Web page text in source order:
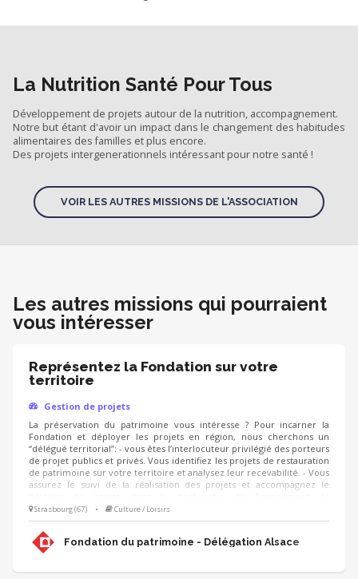
La Nutrition Santé Pour Tous
Développement de projets autour de la nutrition, accompagnement.
Notre but étant d'avoir un impact dans le changement des habitudes
alimentaires des familles et plus encore.
Des projets intergenerationnels intéressant pour notre santé !
VOIR LES AUTRES MISSIONS DE L'ASSOCIATION
Les autres missions qui pourraient
vous intéresser
Représentez la Fondation sur votre
territoire
Gestion de projets
La préservation du patrimoine vous intéresse ? Pour incarner la
Fondation et déployer les projets en région, nous cherchons un
“délégué territorial”: - vous êtes l’interlocuteur privilégié des porteurs
de projet publics et privés. Vous identifiez les projets de restauration
de patrimoine sur votre territoire et analysez leur recevabilité. - Vous
assurez le suivi de la réalisation des projets et accompagnez le
communication, l'animation de sa collecte, jusqu'à la clôture du
projet. - Vous contribuez au développement des adhésions et des
ressources (mécènes, donateurs, partenariats, etc.) pour pérenniser
les actions de la Fondation.
Strasbourg (67) • Culture / Loisirs
Fondation du patrimoine - Délégation Alsace